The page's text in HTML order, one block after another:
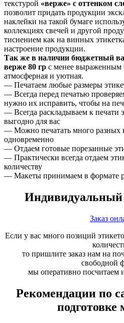
текстурой «верже» с оттенком
позволит придать продукции
наклейки на такой бумаге
коллекциях свечей и другой
тиснением как на винных
настроение продукции.
Так же в наличии бюджетный
верже 80 гр с менее выраженным
атмосферная и уютная.
— Печатаем любые размеры
— Всегда перед печатью
нужно их исправить, чтобы на
— Всегда раскладываем к печати
выгодно для вас
— Можно печатать много разных
одновременно
— Отдаем готовые порезанные
— Практически всегда отдаем
количеству
— Макеты принимаем в формате
Индивидуальный
Заказ
Если у вас много позиций
то пришлите заказ нам на
свободной
мы оперативно посчитаем
Рекомендации по
подготовке